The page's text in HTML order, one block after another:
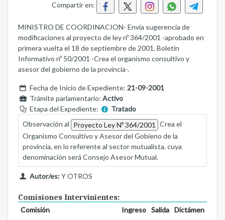
Compartir en:
MINISTRO DE COORDINACION- Envía sugerencia de
modificaciones al proyecto de ley nº 364/2001 -aprobado en
primera vuelta el 18 de septiembre de 2001, Boletín
Informativo nº 50/2001 -Crea el organismo consultivo y
asesor del gobierno de la provincia-.
Fecha de Inicio de Expediente: 21-09-2001
Trámite parlamentario: Activo
Etapa del Expediente:
Tratado
Observación al Proyecto Ley Nº 364/2001
Crea el
Organismo Consultivo y Asesor del Gobieno de la
provincia, en lo referente al sector mutualista, cuya
denominación será Consejo Asesor Mutual.
Autor/es:Y OTROS
Comisiones Intervinientes:
Comisión Ingreso Salida
Dictámen